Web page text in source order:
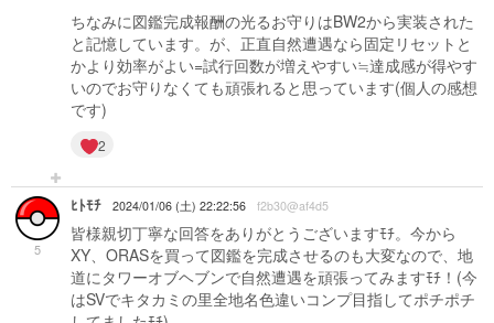
ちなみに図鑑完成報酬の光るお守りはBW2から実装された
と記憶しています。が、正直自然遭遇なら固定リセットと
かより効率がよい=試行回数が増えやすい≒達成感が得やす
いのでお守りなくても頑張れると思っています(個人の感想
です)
2
5
ﾋﾄﾓﾁ 2024/01/06 (土) 22:22:56 f2b30@af4d5
皆様親切丁寧な回答をありがとうございますﾓﾁ。今から
XY、ORASを買って図鑑を完成させるのも大変なので、地
道にタワーオブヘブンで自然遭遇を頑張ってみますﾓﾁ！(今
はSVでキタカミの里全地名色違いコンプ目指してポチポチ